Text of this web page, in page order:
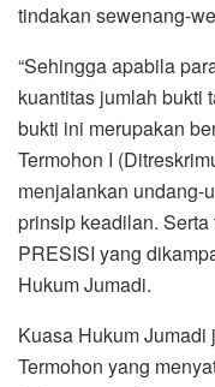
tindakan sewenang-
“Sehingga apabila
kuantitas jumlah bukti
bukti ini merupakan
Termohon I
menjalankan undang-
prinsip keadilan.
PRESISI yang
Hukum Jumadi.
Kuasa Hukum
Termohon yang